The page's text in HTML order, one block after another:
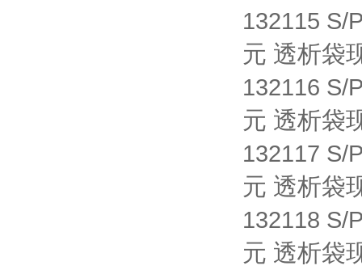
132115 S/
元 透析袋
132116 S/
元 透析袋
132117 S/
元 透析袋
132118 S/
元 透析袋